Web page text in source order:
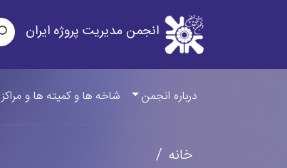
انجمن مدیریت پروژه ایران
درباره انجمن شاخه ها و کمیته ها و مراکز
خانه